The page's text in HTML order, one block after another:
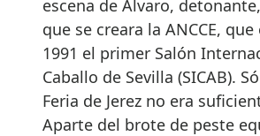
escena de Álvaro,
que se creara la ANCCE,
1991 el primer Salón
Caballo de Sevilla (SICAB).
Feria de Jerez no era
Aparte del brote de peste